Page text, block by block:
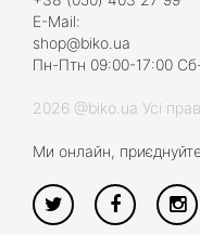
E-Mail:
shop@biko.ua
Пн-Птн 09:00-17:00
2026 @biko.ua Усі
Ми онлайн,